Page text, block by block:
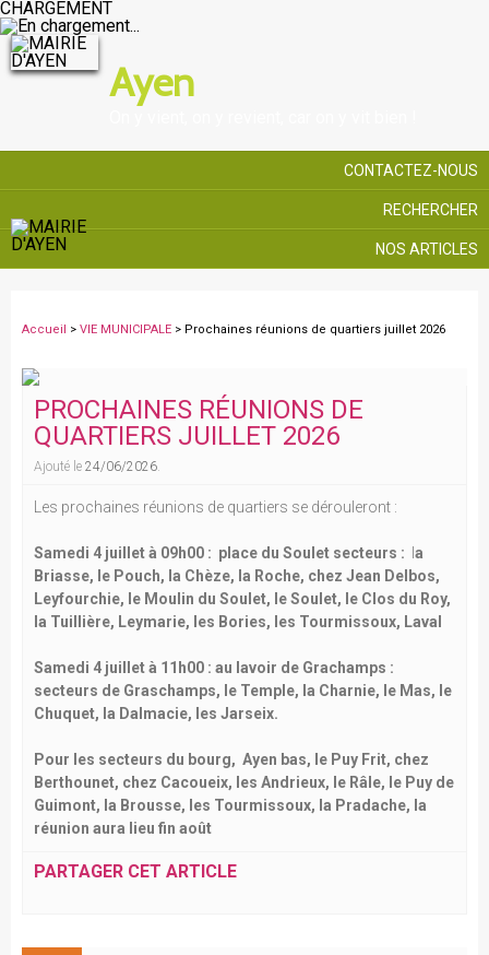
CHARGEMENT
Ayen
CONTACTEZ-NOUS
RECHERCHER
NOS ARTICLES
Accueil > VIE MUNICIPALE > Prochaines réunions de quartiers juillet 2026
PROCHAINES RÉUNIONS DE
QUARTIERS JUILLET 2026
Ajouté le 24/06/2026.
Les prochaines réunions de quartiers se dérouleront :
Samedi 4 juillet à 09h00 : place du Soulet secteurs :
a
Briasse, le Pouch, la Chèze, la Roche, chez Jean Delbos,
Leyfourchie, le Moulin du Soulet, le Soulet, le Clos du Roy,
la Tuillière, Leymarie, les Bories, les Tourmissoux, Laval
Samedi 4 juillet à 11h00 : au lavoir de Grachamps :
secteurs de Graschamps, le Temple, la Charnie, le Mas, le
Chuquet, la Dalmacie, les Jarseix.
Pour les secteurs du bourg, Ayen bas, le Puy Frit, chez
Berthounet, chez Cacoueix, les Andrieux, le Râle, le Puy de
Guimont, la Brousse, les Tourmissoux, la Pradache, la
réunion aura lieu fin août
PARTAGER CET ARTICLE